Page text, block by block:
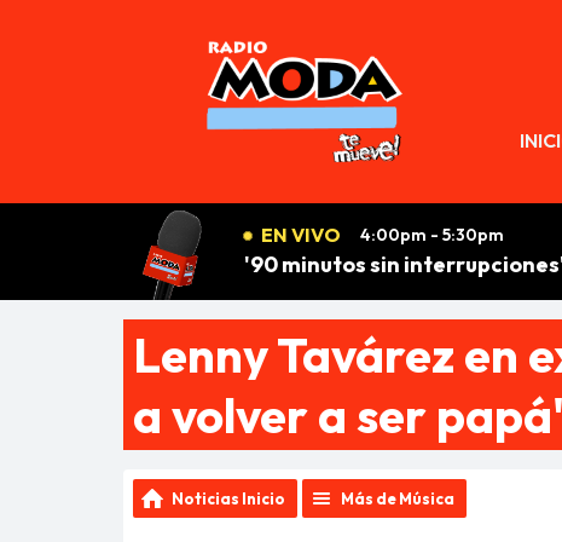
EN VIVO 4:00pm - 5:30pm
'90 minutos sin
Lenny Tavárez en
a volver a ser
Noticias Inicio Más de Música